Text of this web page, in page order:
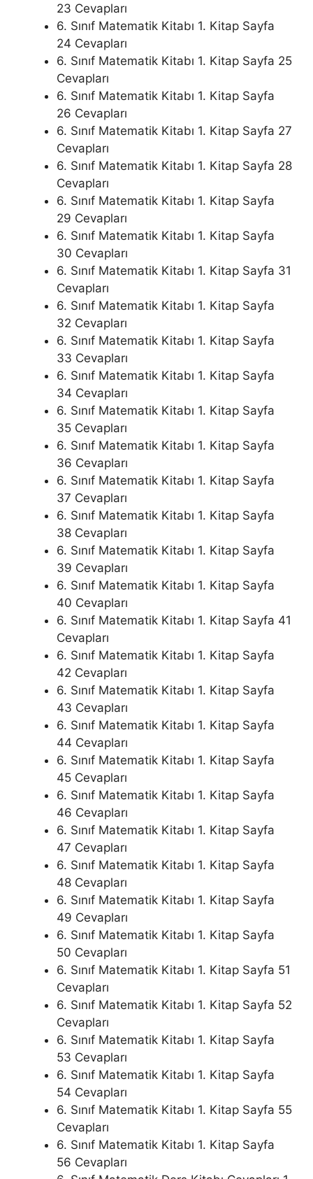
23 Cevapları
6. Sınıf Matematik Kitabı 1. Kitap Sayfa
24 Cevapları
6. Sınıf Matematik Kitabı 1. Kitap Sayfa 25
Cevapları
6. Sınıf Matematik Kitabı 1. Kitap Sayfa
26 Cevapları
6. Sınıf Matematik Kitabı 1. Kitap Sayfa 27
Cevapları
6. Sınıf Matematik Kitabı 1. Kitap Sayfa 28
Cevapları
6. Sınıf Matematik Kitabı 1. Kitap Sayfa
29 Cevapları
6. Sınıf Matematik Kitabı 1. Kitap Sayfa
30 Cevapları
6. Sınıf Matematik Kitabı 1. Kitap Sayfa 31
Cevapları
6. Sınıf Matematik Kitabı 1. Kitap Sayfa
32 Cevapları
6. Sınıf Matematik Kitabı 1. Kitap Sayfa
33 Cevapları
6. Sınıf Matematik Kitabı 1. Kitap Sayfa
34 Cevapları
6. Sınıf Matematik Kitabı 1. Kitap Sayfa
35 Cevapları
6. Sınıf Matematik Kitabı 1. Kitap Sayfa
36 Cevapları
6. Sınıf Matematik Kitabı 1. Kitap Sayfa
37 Cevapları
6. Sınıf Matematik Kitabı 1. Kitap Sayfa
38 Cevapları
6. Sınıf Matematik Kitabı 1. Kitap Sayfa
39 Cevapları
6. Sınıf Matematik Kitabı 1. Kitap Sayfa
40 Cevapları
6. Sınıf Matematik Kitabı 1. Kitap Sayfa 41
Cevapları
6. Sınıf Matematik Kitabı 1. Kitap Sayfa
42 Cevapları
6. Sınıf Matematik Kitabı 1. Kitap Sayfa
43 Cevapları
6. Sınıf Matematik Kitabı 1. Kitap Sayfa
44 Cevapları
6. Sınıf Matematik Kitabı 1. Kitap Sayfa
45 Cevapları
6. Sınıf Matematik Kitabı 1. Kitap Sayfa
46 Cevapları
6. Sınıf Matematik Kitabı 1. Kitap Sayfa
47 Cevapları
6. Sınıf Matematik Kitabı 1. Kitap Sayfa
48 Cevapları
6. Sınıf Matematik Kitabı 1. Kitap Sayfa
49 Cevapları
6. Sınıf Matematik Kitabı 1. Kitap Sayfa
50 Cevapları
6. Sınıf Matematik Kitabı 1. Kitap Sayfa 51
Cevapları
6. Sınıf Matematik Kitabı 1. Kitap Sayfa 52
Cevapları
6. Sınıf Matematik Kitabı 1. Kitap Sayfa
53 Cevapları
6. Sınıf Matematik Kitabı 1. Kitap Sayfa
54 Cevapları
6. Sınıf Matematik Kitabı 1. Kitap Sayfa 55
Cevapları
6. Sınıf Matematik Kitabı 1. Kitap Sayfa
56 Cevapları